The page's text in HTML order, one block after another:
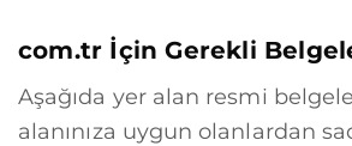
com.tr İçin Gerekli
Aşağıda yer alan resmi
alanınıza uygun olanlardan